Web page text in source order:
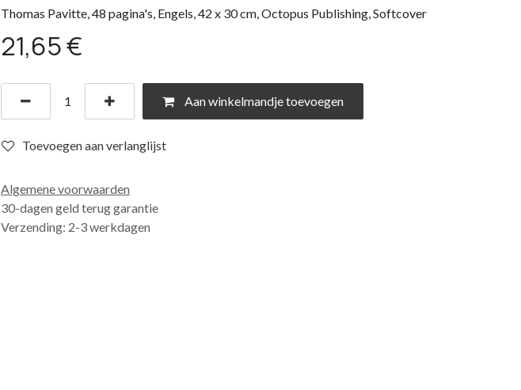
Thomas Pavitte, 48 pagina's, Engels, 42 x 30 cm, Octopus Publishing, Softcover
21,65€
Aan winkelmandje toevoegen
Toevoegen aan verlanglijst
Algemene voorwaarden
30-dagen geld terug garantie
Verzending: 2-3 werkdagen